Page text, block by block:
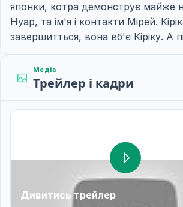
японки, котра демонструє майже
Нуар, та ім'я і контакти Мірей.
завершитться, вона вб'є Кіріку. А
Медіа
Трейлер і кадри
Дивитись трейлер